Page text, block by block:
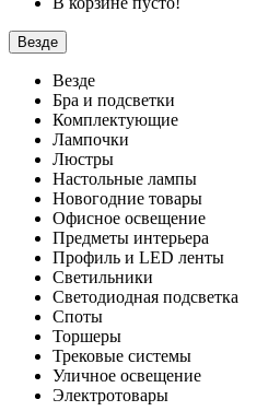
Везде
Везде
Бра и подсветки
Комплектующие
Лампочки
Люстры
Настольные лампы
Новогодние товары
Офисное освещение
Предметы интерьера
Профиль и LED ленты
Светильники
Светодиодная подсветка
Споты
Торшеры
Трековые системы
Уличное освещение
Электротовары